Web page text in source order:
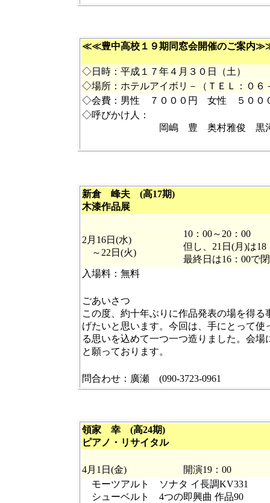
≪≪豊中高校１９期同窓会開催のご案内
◇日時：平成１７年４月３０日（土）
◇場所：ホテルアイボリ－（ＴＥＬ：０６
◇会費：男性 ７０００円 女性 ５００
◇呼びかけ人：
岡嶋 豊 奥村雅俊 黒河 洋
新倉 峰夫 (高17期)
木漆作品展
2月16日(水)
～22日(火)
10：00～20：00
但し、21日(月)は18
最終日は16：00で
入場料：無料
ごあいさつ
この度、約十年ぶりに作品発表の場を得
げたいと思います。今回は、手にとって
る思いを込めて一つ一つ造りました。会
と願っております。
問合わせ：廣瀬 (090-3723-0961
領家 幸 (高24期)
ピアノ・リサイタル
4月1日(金)
開演19：00
モーツアルト ソナタ イ長調KV331
シューベルト 4つの即興曲 作品90